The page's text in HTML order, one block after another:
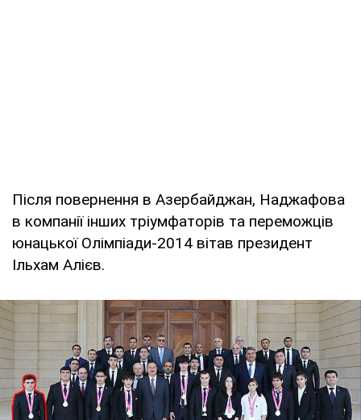
Після повернення в Азербайджан, Наджафова
в компанії інших тріумфаторів та переможців
юнацької Олімпіади-2014 вітав президент
Ільхам Алієв.